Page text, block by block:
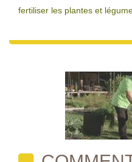
fertiliser les plantes et